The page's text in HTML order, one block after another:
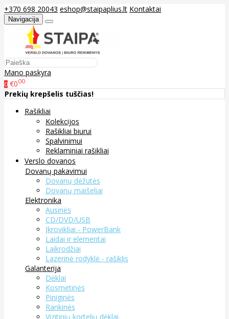
+370 698 20043 eshop@staipaplius.lt Kontaktai
Navigacija
Mano paskyra
0 €000
Prekių krepšelis tuščias!
Rašikliai
Kolekcijos
Rašikliai biurui
Spalvinimui
Reklaminiai rašikliai
Verslo dovanos
Dovanų pakavimui
Dovanų dėžutės
Dovanų maišeliai
Elektronika
Ausinės
CD/DVD/USB
Įkrovikliai - PowerBank
Laidai ir elementai
Laikrodžiai
Lazerinė rodyklė - rašiklis
Galanterija
Dėklai
Kosmetinės
Piniginės
Rankinės
Vizitinių kortelių dėklai